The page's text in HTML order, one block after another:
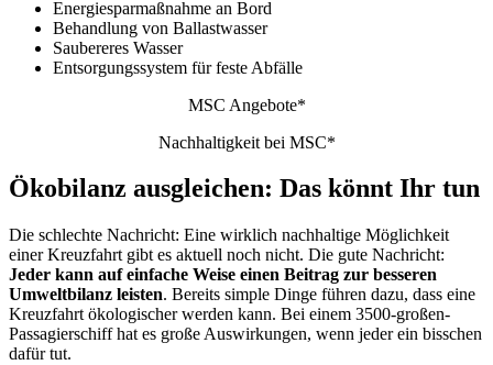
Energiesparmaßnahme an Bord
Behandlung von Ballastwasser
Saubereres Wasser
Entsorgungssystem für feste Abfälle
MSC Angebote*
Nachhaltigkeit bei MSC*
Ökobilanz ausgleichen: Das könnt Ihr tun
Die schlechte Nachricht: Eine wirklich nachhaltige Möglichkeit
einer Kreuzfahrt gibt es aktuell noch nicht. Die gute Nachricht:
Jeder kann auf einfache Weise einen Beitrag zur besseren
Umweltbilanz leisten. Bereits simple Dinge führen dazu, dass eine
Kreuzfahrt ökologischer werden kann. Bei einem 3500-großen-
Passagierschiff hat es große Auswirkungen, wenn jeder ein bisschen
dafür tut.